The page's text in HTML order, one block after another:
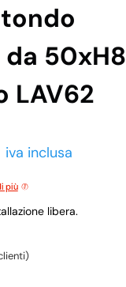
LAV62
iva inclusa
più
libera.